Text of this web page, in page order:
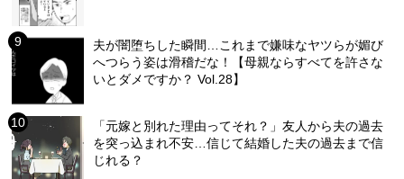
夫が闇堕ちした瞬間…これまで嫌味なヤツらが媚び
へつらう姿は滑稽だな！【母親ならすべてを許さな
いとダメですか？ Vol.28】
「元嫁と別れた理由ってそれ？」友人から夫の過去
を突っ込まれ不安…信じて結婚した夫の過去まで信
じれる？